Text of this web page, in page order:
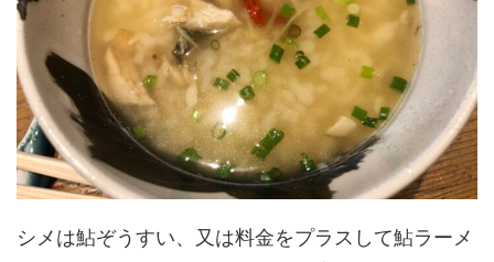
シメは鮎ぞうすい、又は料金をプラスして鮎ラーメ